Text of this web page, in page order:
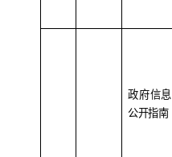
政府信息
公开指南